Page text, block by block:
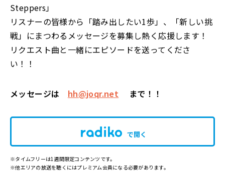
Steppers」
リスナーの皆様から「踏み出したい1歩」、「新しい挑
戦」にまつわるメッセージを募集し熱く応援します！
リクエスト曲と一緒にエピソードを送ってくださ
い！！
メッセージは hh@joqr.net まで！！
で開く
※タイムフリーは1週間限定コンテンツです。
※他エリアの放送を聴くにはプレミアム会員になる必要があります。